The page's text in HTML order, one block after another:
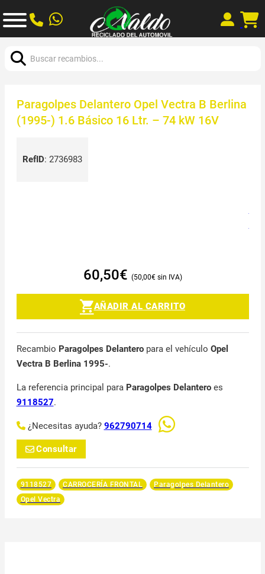
Paragolpes Delantero Opel Vectra B Berlina
(1995-) 1.6 Básico 16 Ltr. – 74 kW 16V
RefID: 2736983
60,50€ 50,00€
AÑADIR AL CARRITO
Recambio Paragolpes Delanteropara el vehículo Opel
Vectra B Berlina 1995-.
La referencia principal para Paragolpes Delanteroes
9118527.
¿Necesitas ayuda? 962790714
Consultar
9118527 CARROCERÍA FRONTAL
Paragolpes Delantero
Opel Vectra